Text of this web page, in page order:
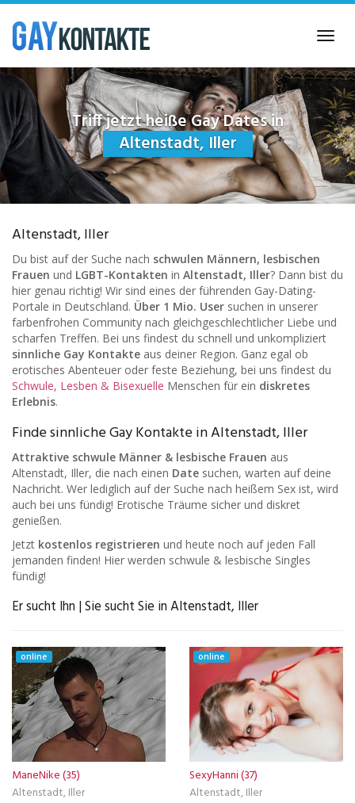
Skip
main
content
Triff jetzt heiße Gay Dates in
Altenstadt, Iller
Altenstadt, Iller
Du bist auf der Suche nach schwulen Männern, lesbischen
Frauen und LGBT-Kontakten in Altenstadt, Iller? Dann bist du
hier genau richtig! Wir sind eines der führenden Gay-Dating-
Portale in Deutschland. Über 1 Mio. User suchen in unserer
farbenfrohen Community nach gleichgeschlechtlicher Liebe und
scharfen Treffen. Bei uns findest du schnell und unkompliziert
sinnliche Gay Kontakte aus deiner Region. Ganz egal ob
erotisches Abenteuer oder feste Beziehung, bei uns findest du
Schwule, Lesben & Bisexuelle Menschen für ein diskretes
Erlebnis.
Finde sinnliche Gay Kontakte in Altenstadt, Iller
Attraktive schwule Männer & lesbische Frauen aus
Altenstadt, Iller, die nach einen Date suchen, warten auf deine
Nachricht. Wer lediglich auf der Suche nach heißem Sex ist, wird
auch bei uns fündig! Erotische Träume sicher und diskret
genießen.
Jetzt kostenlos registrieren und heute noch auf jeden Fall
jemanden finden! Hier werden schwule & lesbische Singles
fündig!
Er sucht Ihn | Sie sucht Sie in Altenstadt, Iller
online
ManeNike (35)
Altenstadt, Iller
online
SexyHanni (37)
Altenstadt, Iller